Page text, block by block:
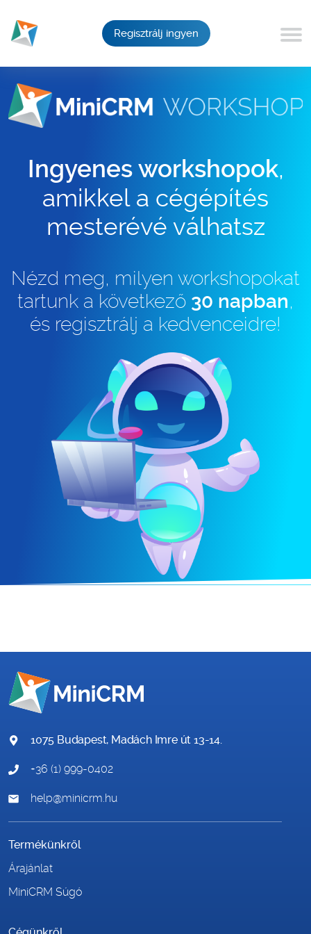
Regisztrálj ingyen
Ingyenes workshopok,
amikkel a cégépítés
mesterévé válhatsz
Nézd meg, milyen workshopokat
tartunk a következő 30 napban,
és regisztrálj a kedvenceidre!
1075 Budapest, Madách Imre út 13-14.
+36 (1) 999-0402
help@minicrm.hu
Termékünkről
Árajánlat
MiniCRM Súgó